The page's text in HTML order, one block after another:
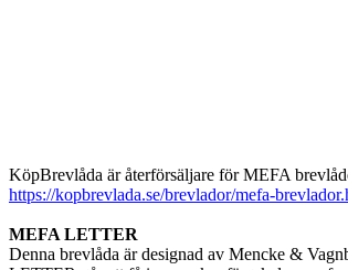
KöpBrevlåda är återförsäljare för MEFA
https://kopbrevlada.se/brevlador/mefa-
MEFA LETTER
Denna brevlåda är designad av Mencke &